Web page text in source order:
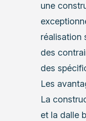
une
réalisation
des
des
Les
La
et la dalle